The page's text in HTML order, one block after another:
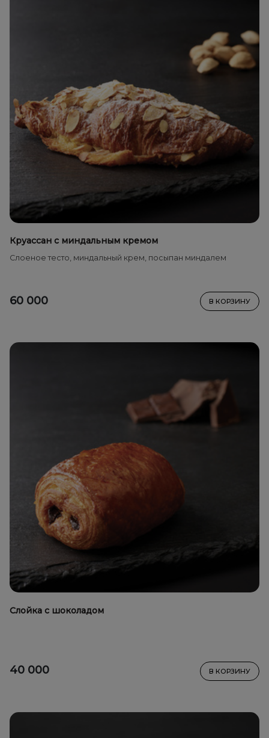
Круассан с миндальным кремом
Cлоеное тесто, миндальный крем, посыпан миндалем
60 000 В КОРЗИНУ
Слойка с шоколадом
40 000 В КОРЗИНУ